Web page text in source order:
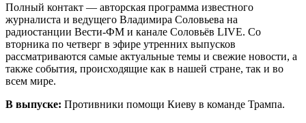
Полный контакт — авторская программа известного
журналиста и ведущего Владимира Соловьева на
радиостанции Вести-ФМ и канале Соловьёв LIVE. Со
вторника по четверг в эфире утренних выпусков
рассматриваются самые актуальные темы и свежие новости, а
также события, происходящие как в нашей стране, так и во
всем мире.
В выпуске: Противники помощи Киеву в команде Трампа.